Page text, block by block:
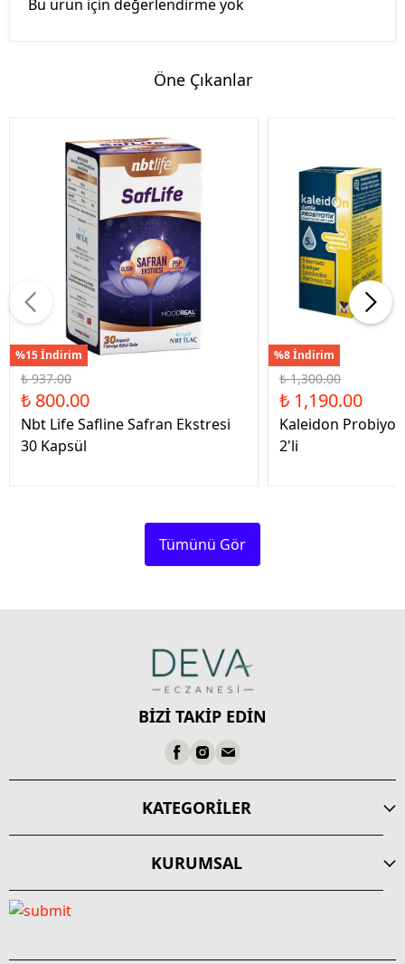
Bu ürün için değerlendirme yok
Öne Çıkanlar
%15 İndirim
₺ 937.00
₺ 800.00
Nbt Life Safline Safran Ekstresi
30 Kapsül
%8 İndirim
₺ 1,300.00
₺ 1,190.00
Kaleidon
2'li
Tümünü Gör
BİZİ TAKİP EDİN
KATEGORİLER
KURUMSAL